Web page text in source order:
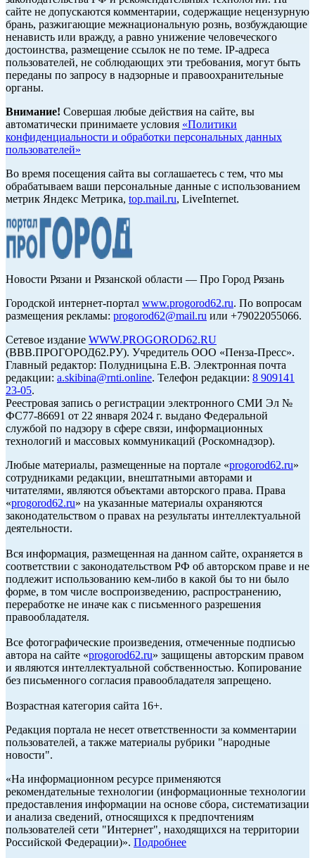
сайте не допускаются комментарии, содержащие нецензурную
брань, разжигающие межнациональную рознь, возбуждающие
ненависть или вражду, а равно унижение человеческого
достоинства, размещение ссылок не по теме. IP-адреса
пользователей, не соблюдающих эти требования, могут быть
переданы по запросу в надзорные и правоохранительные
органы.
Внимание! Совершая любые действия на сайте, вы
автоматически принимаете условия «Политики
конфиденциальности и обработки персональных данных
пользователей»
Во время посещения сайта вы соглашаетесь с тем, что мы
обрабатываем ваши персональные данные с использованием
метрик Яндекс Метрика, top.mail.ru, LiveInternet.
Новости Рязани и Рязанской области — Про Город Рязань
Городской интернет-портал www.progorod62.ru. По вопросам
размещения рекламы: progorod62@mail.ru или +79022055066.
Сетевое издание WWW.PROGOROD62.RU
(ВВВ.ПРОГОРОД62.РУ). Учредитель ООО «Пенза-Пресс».
Главный редактор: Полудницына Е.В. Электронная почта
редакции: a.skibina@rnti.online. Телефон редакции: 8 909141
23-05.
Реестровая запись о регистрации электронного СМИ Эл №
ФС77-86691 от 22 января 2024 г. выдано Федеральной
службой по надзору в сфере связи, информационных
технологий и массовых коммуникаций (Роскомнадзор).
Любые материалы, размещенные на портале «progorod62.ru»
сотрудниками редакции, внештатными авторами и
читателями, являются объектами авторского права. Права
«progorod62.ru» на указанные материалы охраняются
законодательством о правах на результаты интеллектуальной
деятельности.
Вся информация, размещенная на данном сайте, охраняется в
соответствии с законодательством РФ об авторском праве и не
подлежит использованию кем-либо в какой бы то ни было
форме, в том числе воспроизведению, распространению,
переработке не иначе как с письменного разрешения
правообладателя.
Все фотографические произведения, отмеченные подписью
автора на сайте «progorod62.ru» защищены авторским правом
и являются интеллектуальной собственностью. Копирование
без письменного согласия правообладателя запрещено.
Возрастная категория сайта 16+.
Редакция портала не несет ответственности за комментарии
пользователей, а также материалы рубрики "народные
новости".
«На информационном ресурсе применяются
рекомендательные технологии (информационные технологии
предоставления информации на основе сбора, систематизации
и анализа сведений, относящихся к предпочтениям
пользователей сети "Интернет", находящихся на территории
Российской Федерации)». Подробнее